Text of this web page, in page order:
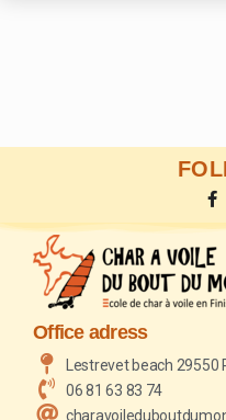
Office adress
Lestrevet beach 29550
06 81 63 83 74